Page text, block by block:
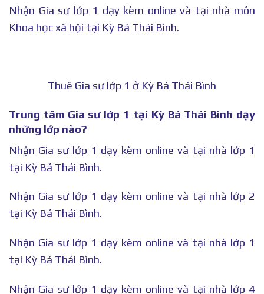
Nhận Gia sư lớp 1 dạy kèm online và tại nhà môn
Khoa học xã hội tại Kỳ Bá Thái Bình.
Thuê Gia sư lớp 1 ở Kỳ Bá Thái Bình
Trung tâm Gia sư lớp 1 tại Kỳ Bá Thái Bình dạy
những lớp nào?
Nhận Gia sư lớp 1 dạy kèm online và tại nhà lớp 1
tại Kỳ Bá Thái Bình.
Nhận Gia sư lớp 1 dạy kèm online và tại nhà lớp 2
tại Kỳ Bá Thái Bình.
Nhận Gia sư lớp 1 dạy kèm online và tại nhà lớp 1
tại Kỳ Bá Thái Bình.
Nhận Gia sư lớp 1 dạy kèm online và tại nhà lớp 4